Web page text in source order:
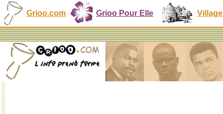
Grioo.com Grioo Pour Elle Village